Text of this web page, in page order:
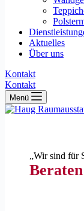
Aktuelles
Über uns
Kontakt
Kontakt
Menü
„Wir sind für